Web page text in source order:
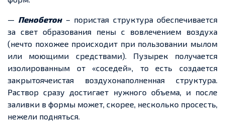
— Пенобетон– пористая структура обеспечивается
за свет образования пены с вовлечением воздуха
(нечто похожее происходит при пользовании мылом
или моющими средствами). Пузырек получается
изолированным от «соседей», то есть создается
закрытоячеистая
воздухонаполненная структура.
Раствор сразу достигает нужного объема, и после
заливки в формы может, скорее, несколько просесть,
нежели подняться.